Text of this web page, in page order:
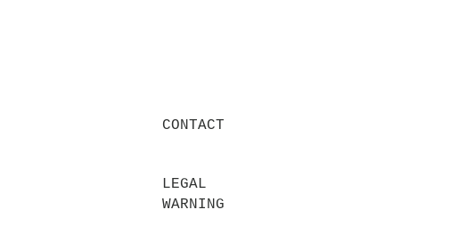
CONTACT
LEGAL
WARNING